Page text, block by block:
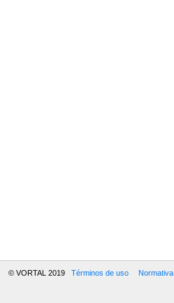
© VORTAL 2019 Términos de uso Normativa